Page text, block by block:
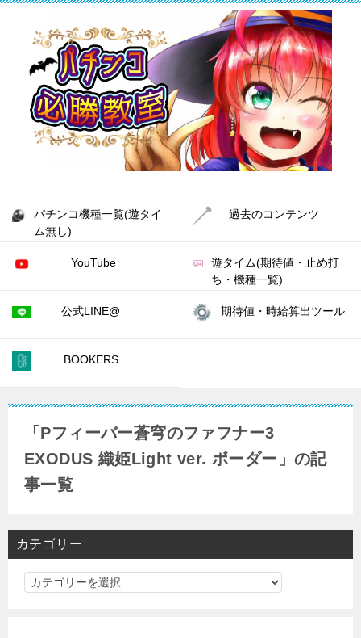
パチンコ機種一覧(遊タイ
ム無し)
過去のコンテンツ
YouTube
遊タイム(期待値・止め打
ち・機種一覧)
公式LINE@ 期待値・時給算出ツール
BOOKERS
「Pフィーバー蒼穹のファフナー3
EXODUS 織姫Light ver. ボーダー」の記
事一覧
カテゴリー
カ